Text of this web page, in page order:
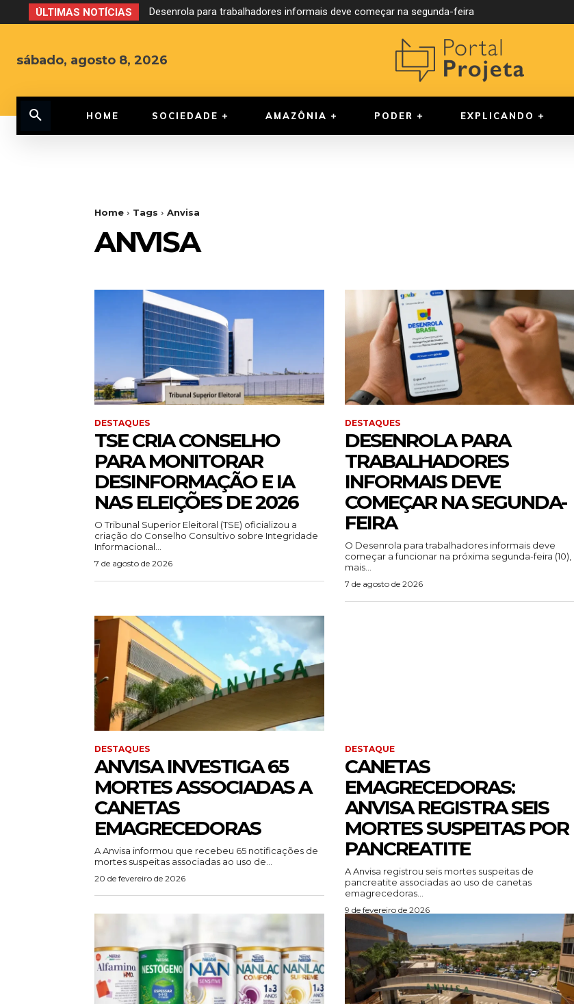
ÚLTIMAS NOTÍCIAS Desenrola para trabalhadores informais deve começar na segunda-feira
Debate ao Governo do Amazonas reúne cinco candidatos neste domingo na Band Amazonas
sábado, agosto 8, 2026
HOME SOCIEDADE AMAZÔNIA PODER EXPLICANDO
Home Tags Anvisa
ANVISA
DESTAQUES
TSE CRIA CONSELHO
PARA MONITORAR
DESINFORMAÇÃO E IA
NAS ELEIÇÕES DE 2026
O Tribunal Superior Eleitoral (TSE) oficializou a
criação do Conselho Consultivo sobre Integridade
Informacional...
7 de agosto de 2026
DESTAQUES
DESENROLA PARA
TRABALHADORES
INFORMAIS DEVE
COMEÇAR NA SEGUNDA-
FEIRA
O Desenrola para trabalhadores informais deve
começar a funcionar na próxima segunda-feira (10),
mais...
7 de agosto de 2026
DESTAQUES
ANVISA INVESTIGA 65
MORTES ASSOCIADAS A
CANETAS
EMAGRECEDORAS
A Anvisa informou que recebeu 65 notificações de
mortes suspeitas associadas ao uso de...
20 de fevereiro de 2026
DESTAQUE
CANETAS
EMAGRECEDORAS:
ANVISA REGISTRA SEIS
MORTES SUSPEITAS POR
PANCREATITE
A Anvisa registrou seis mortes suspeitas de
pancreatite associadas ao uso de canetas
emagrecedoras...
9 de fevereiro de 2026